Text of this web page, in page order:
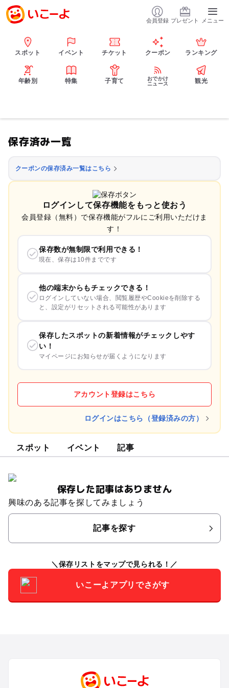
会員登録 プレゼント メニュー
スポット イベント チケット クーポン ランキング
年齢別 特集 子育て
おでかけ
ニュース
観光
保存済み一覧
クーポンの保存済み一覧はこちら
ログインして保存機能をもっと使おう
会員登録（無料）で保存機能がフルにご利用いただけま
す！
保存数が無制限で利用できる！
現在、保存は10件までです
他の端末からもチェックできる！
ログインしていない場合、閲覧履歴やCookieを削除する
と、設定がリセットされる可能性があります
保存したスポットの新着情報がチェックしやす
い！
マイページにお知らせが届くようになります
アカウント登録はこちら
ログインはこちら（登録済みの方）
スポット イベント 記事
保存した記事はありません
興味のある記事を探してみましょう
記事を探す
保存リストをマップで見られる！
いこーよアプリでさがす